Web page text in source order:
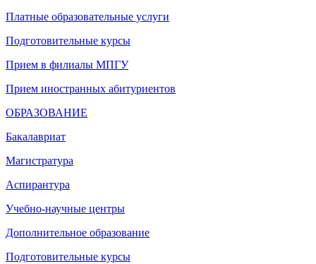
Платные образовательные услуги
Подготовительные курсы
Прием в филиалы МПГУ
Прием иностранных абитуриентов
ОБРАЗОВАНИЕ
Бакалавриат
Магистратура
Аспирантура
Учебно-научные центры
Дополнительное образование
Подготовительные курсы